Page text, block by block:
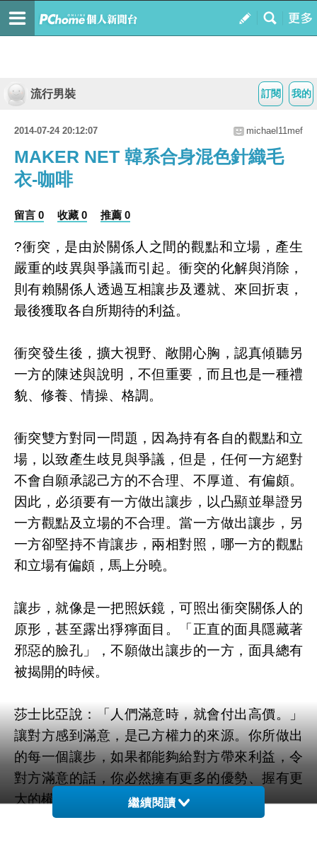
我的
訂閱
流行男裝
2014-07-24 20:12:07 michael11mef
MAKER NET 韓系合身混色針織毛
衣-咖啡
留言 0 收藏 0 推薦 0
?衝突，是由於關係人之間的觀點和立場，產生
嚴重的歧異與爭議而引起。衝突的化解與消除，
則有賴關係人透過互相讓步及遷就、來回折衷，
最後獲取各自所期待的利益。
衝突發生後，擴大視野、敞開心胸，認真傾聽另
一方的陳述與說明，不但重要，而且也是一種禮
貌、修養、情操、格調。
衝突雙方對同一問題，因為持有各自的觀點和立
場，以致產生歧見與爭議，但是，任何一方絕對
不會自願承認己方的不合理、不厚道、有偏頗。
因此，必須要有一方做出讓步，以凸顯並舉證另
一方觀點及立場的不合理。當一方做出讓步，另
一方卻堅持不肯讓步，兩相對照，哪一方的觀點
和立場有偏頗，馬上分曉。
讓步，就像是一把照妖鏡，可照出衝突關係人的
原形，甚至露出猙獰面目。「正直的面具隱藏著
邪惡的臉孔」，不願做出讓步的一方，面具總有
被揭開的時候。
莎士比亞說：「人們滿意時，就會付出高價。」
讓對方感到滿意，是己方權力的來源。你所做出
的每一個讓步，如果都能夠給對方帶來利益，令
對方滿意的話，你必然擁有更多的優勢、握有更
大的權力。
繼續閱讀